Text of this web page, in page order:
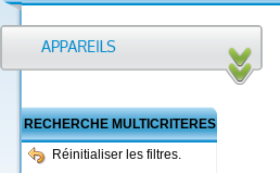
RECHERCHE MULTICRITERES
Réinitialiser les filtres.